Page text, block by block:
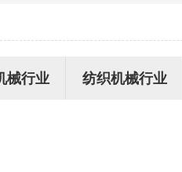
械行业 纺织机械行业